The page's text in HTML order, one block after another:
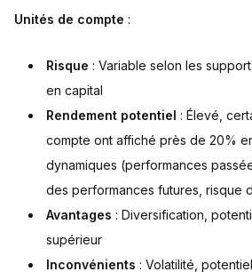
Unités de compte :
Risque : Variable selon les
en capital
Rendement potentiel : Élevé,
compte ont affiché près de 20%
dynamiques (performances
des performances futures, risque
Avantages : Diversification,
supérieur
Inconvénients : Volatilité,